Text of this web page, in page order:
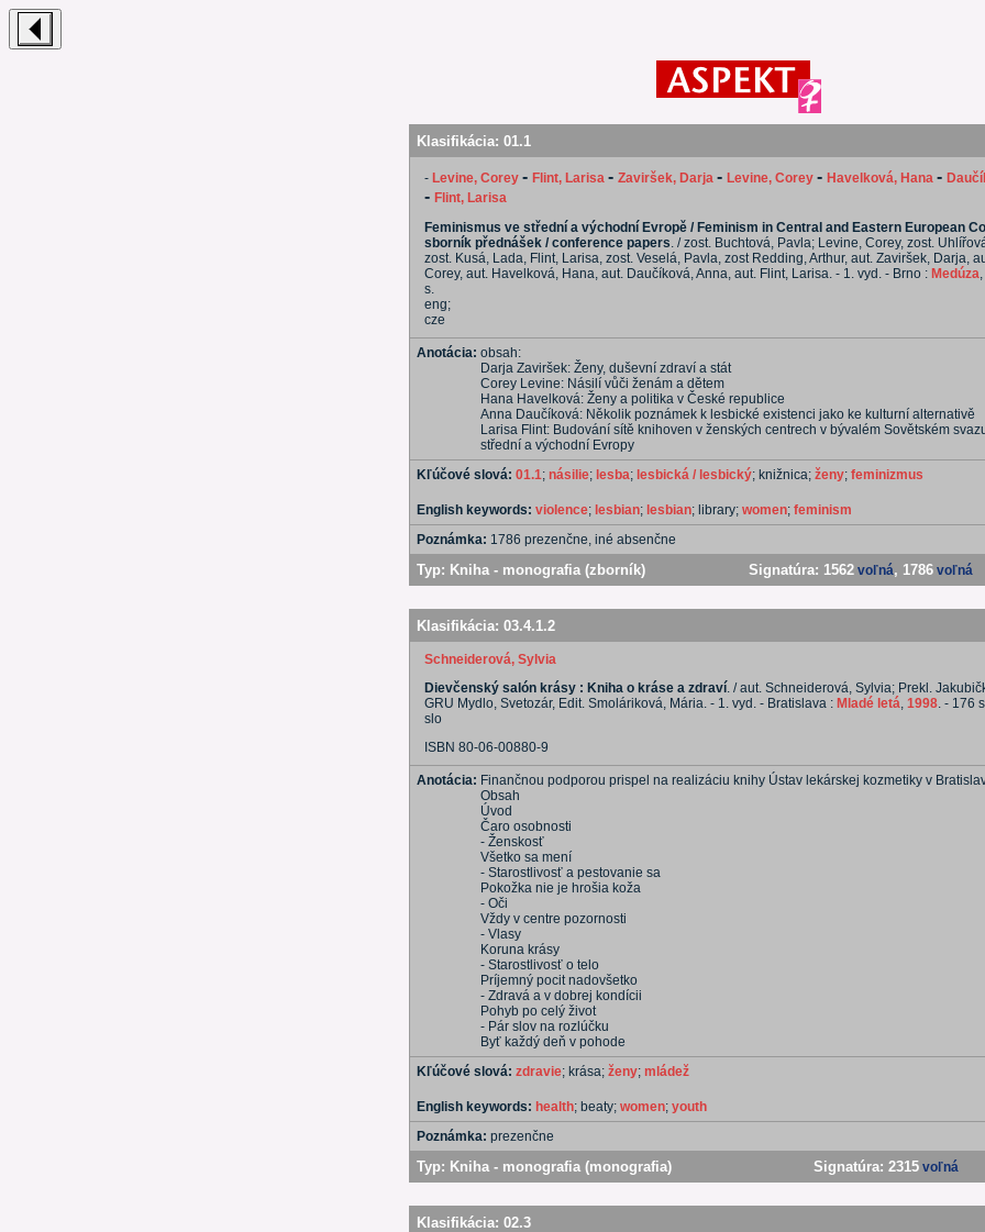
Klasifikácia: 01.1
- Levine, Corey - Flint, Larisa - Zaviršek, Darja - Levine, Corey - Havelková, Hana -
- Flint, Larisa
Feminismus ve střední a východní Evropě / Feminism in Central and Eastern European
sborník přednášek / conference papers. / zost. Buchtová, Pavla; Levine, Corey, zost.
zost. Kusá, Lada, Flint, Larisa, zost. Veselá, Pavla, zost Redding, Arthur, aut. Zaviršek, Darja,
Corey, aut. Havelková, Hana, aut. Daučíková, Anna, aut. Flint, Larisa. - 1. vyd. - Brno : Medúza,
s.
eng;
cze
Anotácia: obsah:
Darja Zaviršek: Ženy, duševní zdraví a stát
Corey Levine: Násilí vůči ženám a dětem
Hana Havelková: Ženy a politika v České republice
Anna Daučíková: Několik poznámek k lesbické existenci jako ke kulturní alternativě
Larisa Flint: Budování sítě knihoven v ženských centrech v bývalém Sovětském
střední a východní Evropy
Kľúčové slová: 01.1; násilie; lesba; lesbická / lesbický; knižnica; ženy; feminizmus
English keywords: violence; lesbian; lesbian; library; women; feminism
Poznámka: 1786 prezenčne, iné absenčne
Typ: Kniha - monografia (zborník) Signatúra: 1562 voľná, 1786 voľná
Klasifikácia: 03.4.1.2
Schneiderová, Sylvia
Dievčenský salón krásy : Kniha o kráse a zdraví. / aut. Schneiderová, Sylvia; Prekl.
GRU Mydlo, Svetozár, Edit. Smoláriková, Mária. - 1. vyd. - Bratislava : Mladé letá, 1998. - 176
slo
ISBN 80-06-00880-9
Anotácia: Finančnou podporou prispel na realizáciu knihy Ústav lekárskej kozmetiky v
Obsah
Úvod
Čaro osobnosti
- Ženskosť
Všetko sa mení
- Starostlivosť a pestovanie sa
Pokožka nie je hrošia koža
- Oči
Vždy v centre pozornosti
- Vlasy
Koruna krásy
- Starostlivosť o telo
Príjemný pocit nadovšetko
- Zdravá a v dobrej kondícii
Pohyb po celý život
- Pár slov na rozlúčku
Byť každý deň v pohode
Kľúčové slová: zdravie; krása; ženy; mládež
English keywords: health; beaty; women; youth
Poznámka: prezenčne
Typ: Kniha - monografia (monografia) Signatúra: 2315 voľná
Klasifikácia: 02.3